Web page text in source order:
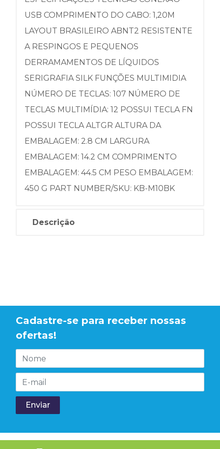
USB COMPRIMENTO DO CABO: 1,20M
LAYOUT BRASILEIRO ABNT2 RESISTENTE
A RESPINGOS E PEQUENOS
DERRAMAMENTOS DE LÍQUIDOS
SERIGRAFIA SILK FUNÇÕES MULTIMIDIA
NÚMERO DE TECLAS: 107 NÚMERO DE
TECLAS MULTIMÍDIA: 12 POSSUI TECLA FN
POSSUI TECLA ALTGR ALTURA DA
EMBALAGEM: 2.8 CM LARGURA
EMBALAGEM: 14.2 CM COMPRIMENTO
EMBALAGEM: 44.5 CM PESO EMBALAGEM:
450 G PART NUMBER/SKU: KB-M10BK
Descrição
Cadastre-se para receber nossas
ofertas!